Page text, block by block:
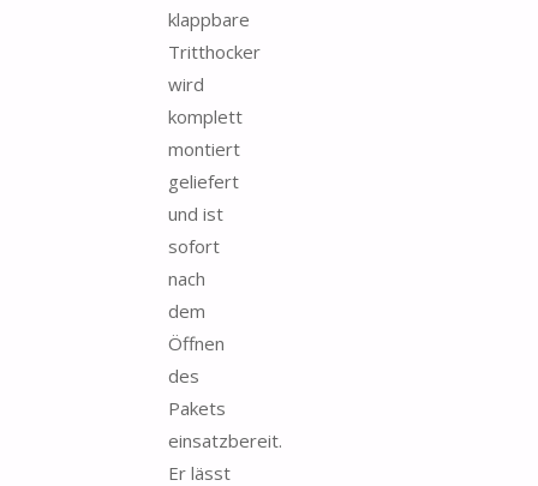
klappbare
Tritthocker
wird
komplett
montiert
geliefert
und ist
sofort
nach
dem
Öffnen
des
Pakets
einsatzbereit.
Er lässt